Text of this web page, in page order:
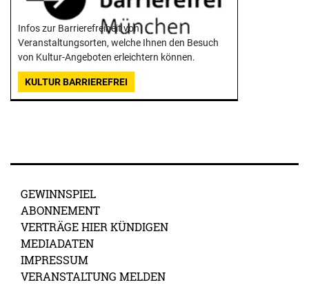
Infos zur Barrierefreiheit von
Veranstaltungsorten, welche Ihnen den Besuch
von Kultur-Angeboten erleichtern können.
KULTUR BARRIEREFREI
GEWINNSPIEL
ABONNEMENT
VERTRÄGE HIER KÜNDIGEN
MEDIADATEN
IMPRESSUM
VERANSTALTUNG MELDEN